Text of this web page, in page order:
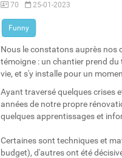
70 25-01-2023
Funny
Nous le constatons auprès nos
témoigne : un chantier prend
vie, et s'y installe pour un
Ayant traversé quelques crises
années de notre propre
quelques apprentissages et
Certaines sont techniques et
budget), d'autres ont été